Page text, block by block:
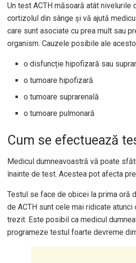
Un test ACTH măsoară atât nivelurile
cortizolul din sânge și vă ajută
care sunt asociate cu prea mult sau
organism. Cauzele posibile ale
o disfuncție hipofizară sau
o tumoare hipofizară
o tumoare suprarenală
o tumoare pulmonară
Cum se efectuează
Medicul dumneavoastră vă poate
înainte de test. Acestea pot afecta
Testul se face de obicei la prima oră
de ACTH sunt cele mai ridicate atunci
trezit. Este posibil ca medicul
programeze testul foarte devreme